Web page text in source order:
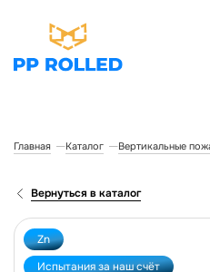
Главная Каталог Вертикальные
Вернуться в каталог
Zn
Испытания за наш счёт